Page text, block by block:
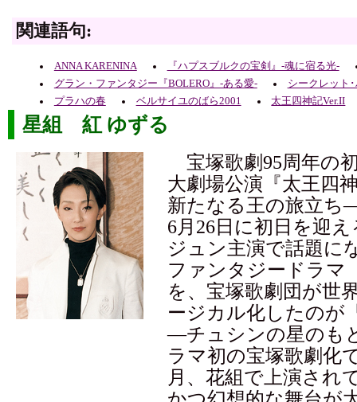
関連語句:
ANNA KARENINA
『ハプスブルクの宝剣』-魂に宿る光-
グラン・ファンタジー『BOLERO』-ある愛-
シークレット
プラハの春
ベルサイユのばら2001 太王四神記Ver.II
星組 紅 ゆずる
宝塚歌劇95周年の
大劇場公演『太王
新たなる王の旅立ち
6月26日に初日を迎
ジュン主演で話題に
ファンタジードラマ
を、宝塚歌劇団が世
ージカル化したのが
―チュシンの星のも
ラマ初の宝塚歌劇化
月、花組で上演され